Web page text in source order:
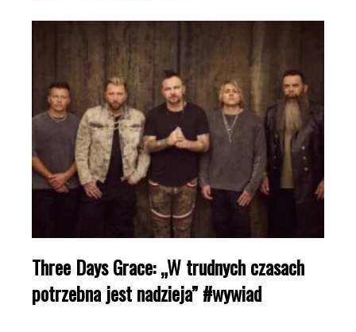
Three Days Grace: „W trudnych czasach
potrzebna jest nadzieja” #wywiad